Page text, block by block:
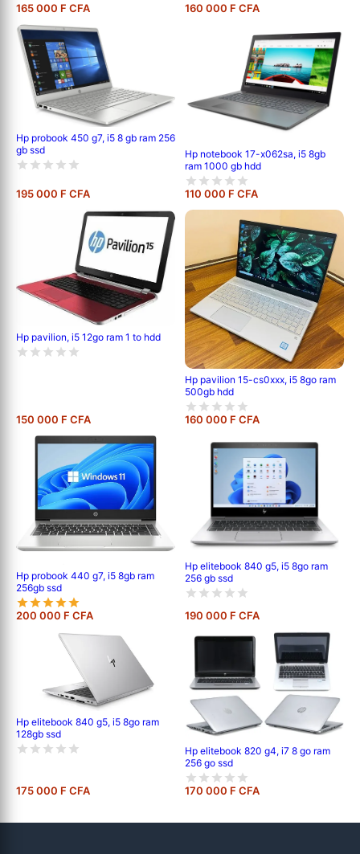
165 000 F CFA 160 000 F CFA
Hp probook 450 g7, i5 8 gb ram 256
gb ssd
195 000 F CFA
Hp notebook 17-x062sa, i5 8gb
ram 1000 gb hdd
110 000 F CFA
Hp pavilion, i5 12go ram 1 to hdd
150 000 F CFA
Hp pavilion 15-cs0xxx, i5 8go ram
500gb hdd
160 000 F CFA
Hp probook 440 g7, i5 8gb ram
256gb ssd
200 000 F CFA
Hp elitebook 840 g5, i5 8go ram
256 gb ssd
190 000 F CFA
Hp elitebook 840 g5, i5 8go ram
128gb ssd
175 000 F CFA
Hp elitebook 820 g4, i7 8 go ram
256 go ssd
170 000 F CFA